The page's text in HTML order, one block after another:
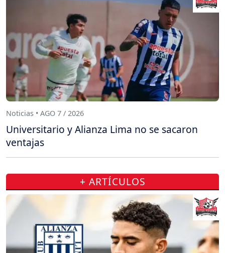
Noticias • AGO 7 / 2026
Universitario y Alianza Lima no se sacaron
ventajas
+ ARTÍCULOS